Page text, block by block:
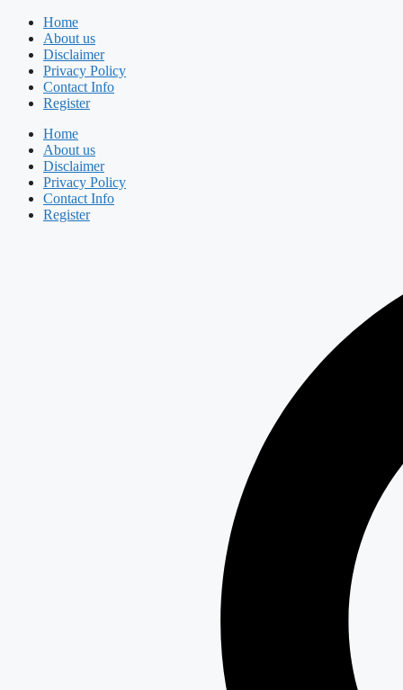
Skip
content
Home
About us
Disclaimer
Privacy Policy
Contact Info
Register
Home
About us
Disclaimer
Privacy Policy
Contact Info
Register